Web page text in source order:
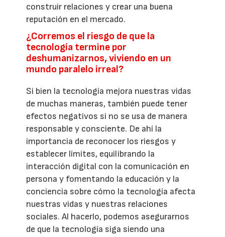
construir relaciones y crear una buena
reputación en el mercado.
¿Corremos el riesgo de que la
tecnología termine por
deshumanizarnos, viviendo en un
mundo paralelo irreal?
Si bien la tecnología mejora nuestras vidas
de muchas maneras, también puede tener
efectos negativos si no se usa de manera
responsable y consciente. De ahí la
importancia de reconocer los riesgos y
establecer límites, equilibrando la
interacción digital con la comunicación en
persona y fomentando la educación y la
conciencia sobre cómo la tecnología afecta
nuestras vidas y nuestras relaciones
sociales. Al hacerlo, podemos asegurarnos
de que la tecnología siga siendo una